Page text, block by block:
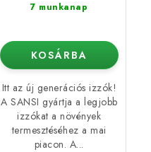
7 munkanap
KOSÁRBA
Itt az új generációs izzók!
A SANSI gyártja a legjobb
izzókat a növények
termesztéséhez a mai
piacon. A...